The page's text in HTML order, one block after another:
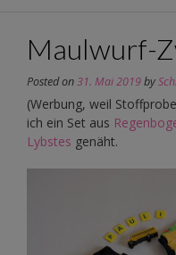
Maulwurf-
Posted on31. Mai 2019by
(Werbung, weil
ich ein Set aus
Lybstes genäht.